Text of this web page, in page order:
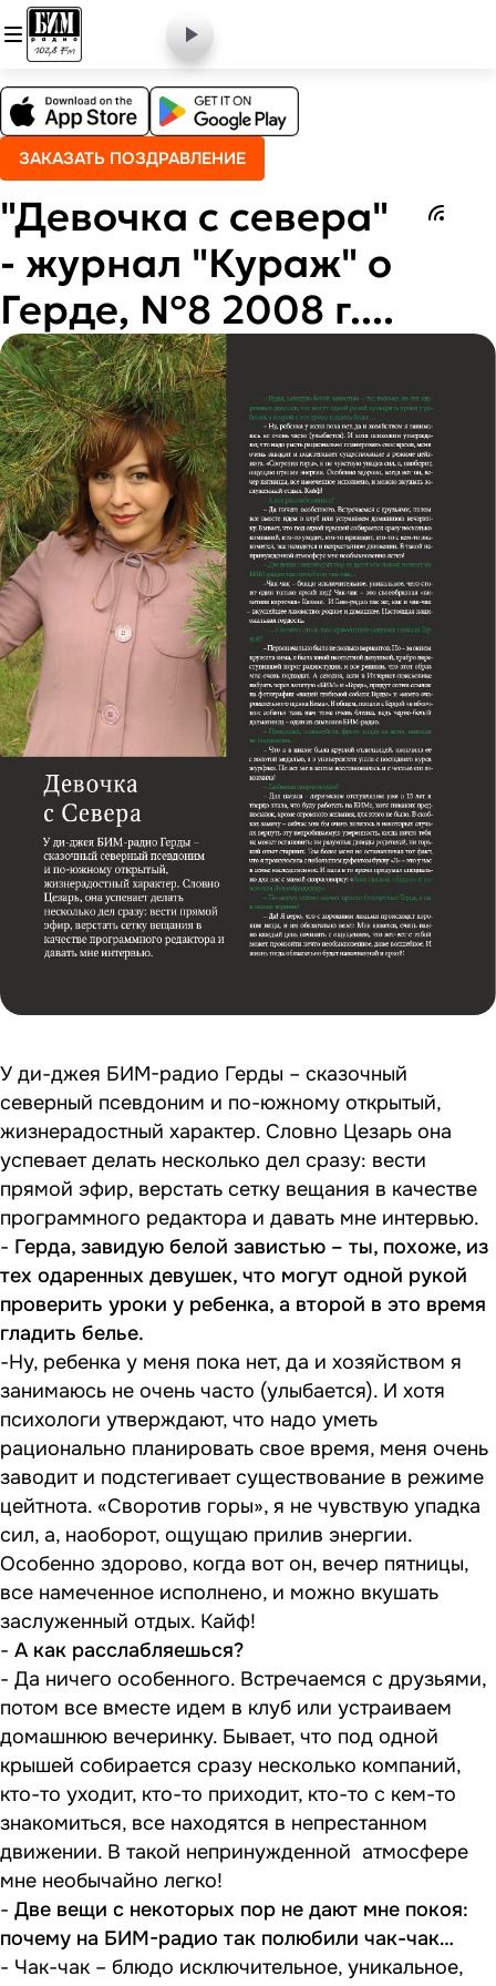
ЗАКАЗАТЬ ПОЗДРАВЛЕНИЕ
"Девочка с севера"
- журнал "Кураж" о
Герде, №8 2008 г....
У ди-джея БИМ-радио Герды – сказочный
северный псевдоним и по-южному открытый,
жизнерадостный характер. Словно Цезарь она
успевает делать несколько дел сразу: вести
прямой эфир, верстать сетку вещания в качестве
программного редактора и давать мне интервью.
- Герда, завидую белой завистью – ты, похоже, из
тех одаренных девушек, что могут одной рукой
проверить уроки у ребенка, а второй в это время
гладить белье.
-Ну, ребенка у меня пока нет, да и хозяйством я
занимаюсь не очень часто (улыбается). И хотя
психологи утверждают, что надо уметь
рационально планировать свое время, меня очень
заводит и подстегивает существование в режиме
цейтнота. «Своротив горы», я не чувствую упадка
сил, а, наоборот, ощущаю прилив энергии.
Особенно здорово, когда вот он, вечер пятницы,
все намеченное исполнено, и можно вкушать
заслуженный отдых. Кайф!
- А как расслабляешься?
- Да ничего особенного. Встречаемся с друзьями,
потом все вместе идем в клуб или устраиваем
домашнюю вечеринку. Бывает, что под одной
крышей собирается сразу несколько компаний,
кто-то уходит, кто-то приходит, кто-то с кем-то
знакомиться, все находятся в непрестанном
движении. В такой непринужденной атмосфере
мне необычайно легко!
- Две вещи с некоторых пор не дают мне покоя:
почему на БИМ-радио так полюбили чак-чак…
- Чак-чак – блюдо исключительное, уникальное,